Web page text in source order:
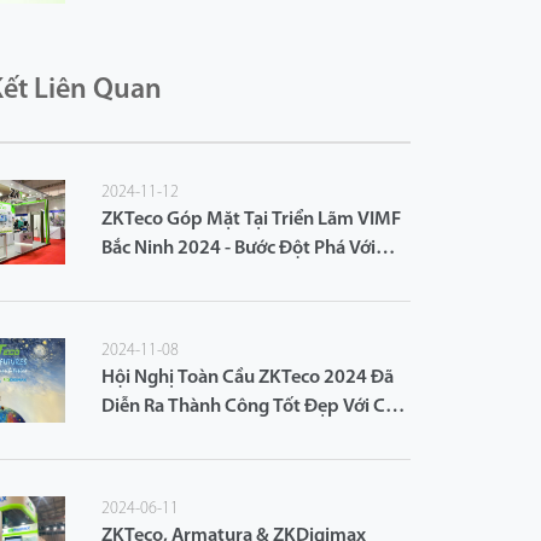
Liên Quan
2024-11-12
ZKTeco Góp Mặt Tại Triển Lãm VIMF
Bắc Ninh 2024 - Bước Đột Phá Với
2024-11-08
Hội Nghị Toàn Cầu ZKTeco 2024 Đã
Diễn Ra Thành Công Tốt Đẹp Với Chủ
Tương Lai"
2024-06-11
ZKTeco, Armatura & ZKDigimax